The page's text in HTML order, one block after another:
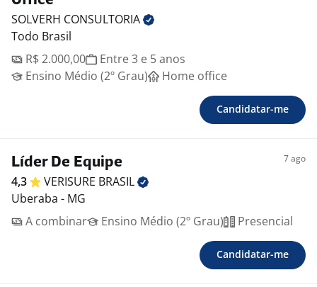
SOLVERH CONSULTORIA
Todo Brasil
R$ 2.000,00
Entre 3 e 5 anos
Ensino Médio (2º Grau)
Home office
Candidatar-me
Líder De Equipe 7 ago
4,3 VERISURE BRASIL
Uberaba - MG
A combinar
Ensino Médio (2º Grau) Presencial
Candidatar-me